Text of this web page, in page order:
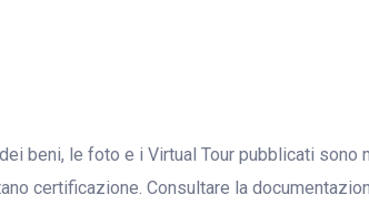
beni, le foto e i Virtual Tour pubblicati sono
certificazione. Consultare la